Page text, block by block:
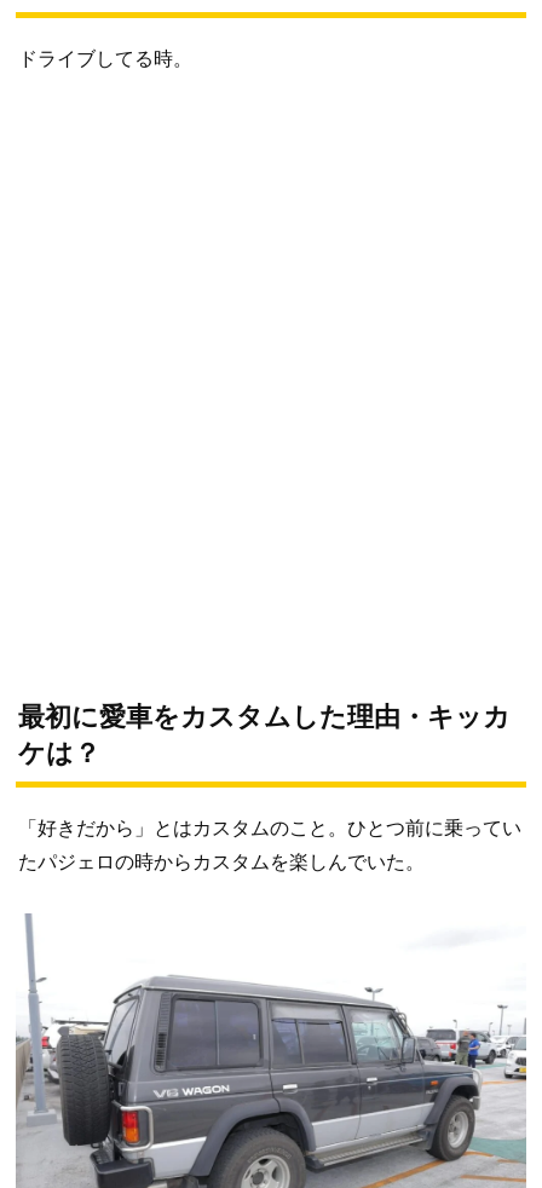
ドライブしてる時。
最初に愛車をカスタムした理由・キッカ
ケは？
「好きだから」とはカスタムのこと。ひとつ前に乗ってい
たパジェロの時からカスタムを楽しんでいた。